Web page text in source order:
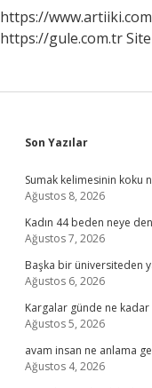
https://
https://gule.com.tr
Sidebar
Son Yazılar
Sumak kelimesinin koku
Ağustos 8, 2026
Kadın 44 beden neye
Ağustos 7, 2026
Başka bir üniversiteden
Ağustos 6, 2026
Kargalar günde ne
Ağustos 5, 2026
avam insan ne anlama
Ağustos 4, 2026